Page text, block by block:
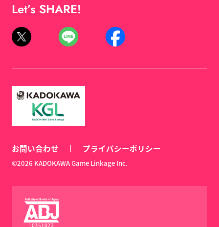
Let’s SHARE!
お問い合わせ プライバシーポリシー
©2026 KADOKAWA Game Linkage Inc.